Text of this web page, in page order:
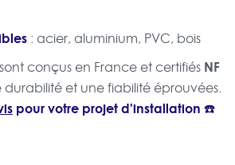
: acier, aluminium, PVC, bois
conçus en France et certifiés NF
durabilité et une fiabilité éprouvées.
pour votre projet d'installation ☎️